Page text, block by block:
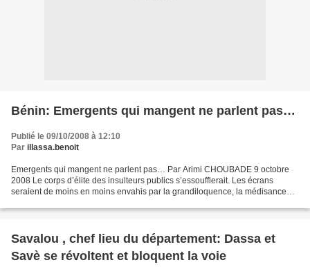
Bénin: Emergents qui mangent ne parlent pas…
Publié le 09/10/2008 à 12:10
Par illassa.benoit
Emergents qui mangent ne parlent pas… Par Arimi CHOUBADE 9 octobre
2008 Le corps d’élite des insulteurs publics s’essoufflerait. Les écrans
seraient de moins en moins envahis par la grandiloquence, la médisance
Savalou , chef lieu du département: Dassa et
Savè se révoltent et bloquent la voie